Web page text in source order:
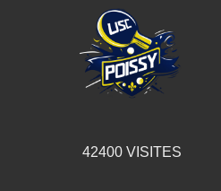
42400VISITES